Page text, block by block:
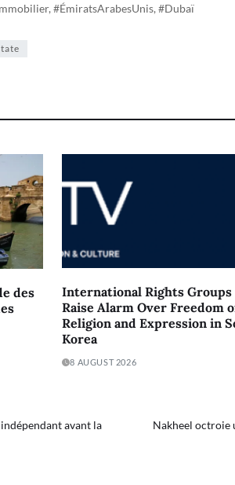
#ÉmiratsArabesUnis, #Dubaï
des
International Rights Groups
Raise Alarm Over Freedom
Religion and Expression in
Korea
8 AUGUST 2026
indépendant avant la
Nakheel octroie